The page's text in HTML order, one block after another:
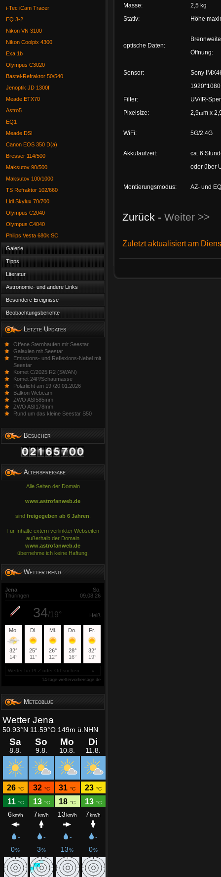
i-Tec iCam Tracer
EQ 3-2
Nikon VN 3100
Nikon Coolpix 4300
Exa 1b
Olympus C3020
Bastel-Refraktor 50/540
Jenoptik JD 1300f
Meade ETX70
Astro5
EQ1
Meade DSI
Canon EOS 350 D(a)
Bresser 114/500
Maksutov 90/500
Maksutov 100/1000
TS Refraktor 102/660
Lidl Skylux 70/700
Olympus C2040
Olympus C4040
Philips Vesta 680k SC
Galerie
Tipps
Literatur
Astronomie- und andere Links
Besondere Ereignisse
Beobachtungsberichte
Letzte Updates
Offene Sternhaufen mit Seestar
Galaxien mit Seestar
Emissions- und Reflexions-Nebel mit
Seestar
Komet C/2025 R2 (SWAN)
Komet 24P/Schaumasse
Polarlicht am 19./20.01.2026
Balkon Webcam
ZWO ASI585mm
ZWO ASI178mm
Rund um das kleine Seestar S50
Besucher
Altersfreigabe
Alle Seiten der Domain
www.astrofanweb.de
sind freigegeben ab 6 Jahren
Für Inhalte extern verlinkter Webseiten
außerhalb der Domain
www.astrofanweb.de
übernehme ich keine Haftung.
Wettertrend
Meteoblue
Masse:
Stativ:
2,5 kg
Höhe
optische Daten:
Öffnung:
Sensor:
Filter:
Pixelsize:
Sony
UV/IR-
2,9mm x
WiFi: 5G/2.4G
Akkulaufzeit:
ca. 6
oder über
Montierungsmodus: AZ- und
Zurück - Weiter >>
Zuletzt aktualisiert am